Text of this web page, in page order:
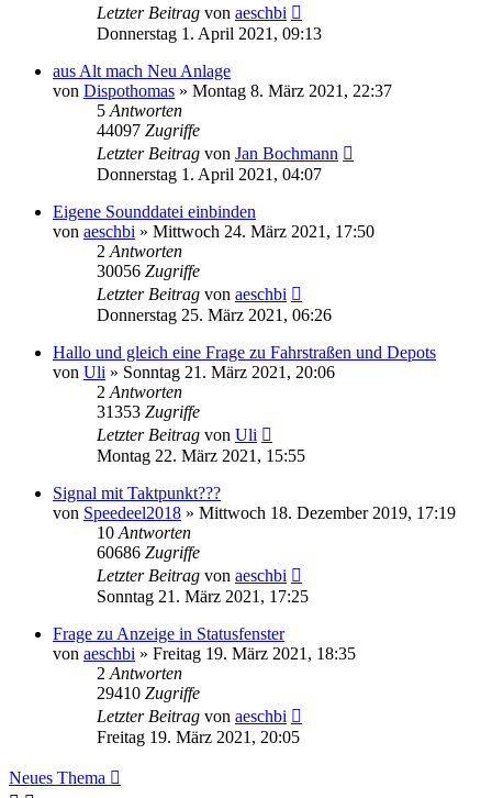
Letzter Beitrag von aeschbi
Donnerstag 1. April 2021, 09:13
aus Alt mach Neu Anlage
von Dispothomas » Montag 8. März 2021, 22:37
5 Antworten
44097 Zugriffe
Letzter Beitrag von Jan Bochmann
Donnerstag 1. April 2021, 04:07
Eigene Sounddatei einbinden
von aeschbi » Mittwoch 24. März 2021, 17:50
2 Antworten
30056 Zugriffe
Letzter Beitrag von aeschbi
Donnerstag 25. März 2021, 06:26
Hallo und gleich eine Frage zu Fahrstraßen und Depots
von Uli » Sonntag 21. März 2021, 20:06
2 Antworten
31353 Zugriffe
Letzter Beitrag von Uli
Montag 22. März 2021, 15:55
Signal mit Taktpunkt???
von Speedeel2018 » Mittwoch 18. Dezember 2019, 17:19
10 Antworten
60686 Zugriffe
Letzter Beitrag von aeschbi
Sonntag 21. März 2021, 17:25
Frage zu Anzeige in Statusfenster
von aeschbi » Freitag 19. März 2021, 18:35
2 Antworten
29410 Zugriffe
Letzter Beitrag von aeschbi
Freitag 19. März 2021, 20:05
Neues Thema